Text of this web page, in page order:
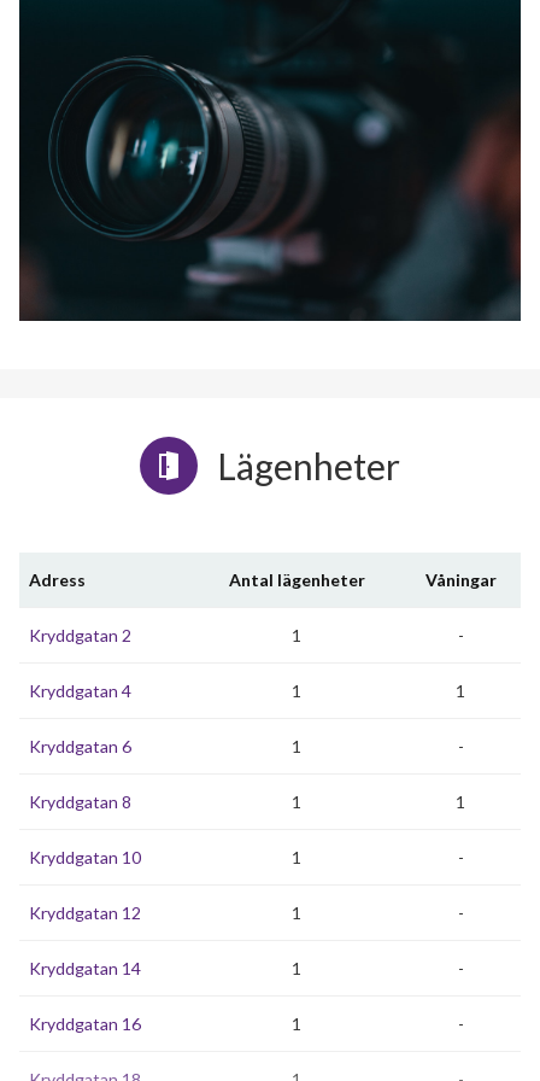
Lägenheter
Adress Antal lägenheter Våningar
Kryddgatan 2 1 -
Kryddgatan 4 1 1
Kryddgatan 6 1 -
Kryddgatan 8 1 1
Kryddgatan 10 1 -
Kryddgatan 12 1 -
Kryddgatan 14 1 -
Kryddgatan 16 1 -